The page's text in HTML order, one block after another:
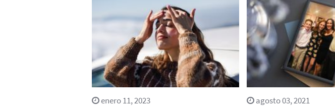
enero 11, 2023 agosto 03, 2021